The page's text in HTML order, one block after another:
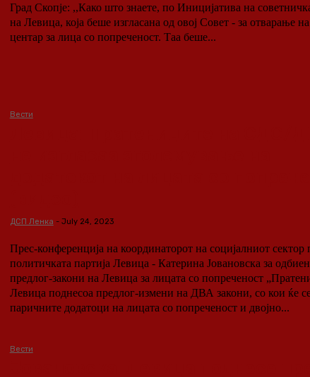
Град Скопје: ,,Како што знаете, по Иницијатива на советничката група
на Левица, која беше изгласана од овој Совет - за отварање
центар за лица со попреченост. Таа беше...
Вести
ДСП Ленка - July 24, 2023
Прес-конференција на координаторот на социјалниот сектор
политичката партија Левица - Катерина Јовановска за
предлог-закони на Левица за лицата со попреченост „Пратениците на
Левица поднесоа предлог-измени на ДВА закони, со кои ќе
паричните додатоци на лицата со попреченост и двојно...
Вести